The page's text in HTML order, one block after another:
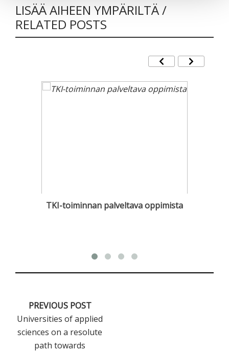
LISÄÄ AIHEEN YMPÄRILTÄ /
RELATED POSTS
TKI-toiminnan palveltava oppimista
PREVIOUS POST
Universities of applied
sciences on a resolute
path towards